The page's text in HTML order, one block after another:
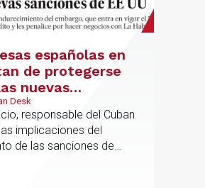
españolas en
de protegerse
nuevas
millonarias que
Unidos
Desk
responsable del Cuban
implicaciones del
de las sanciones de